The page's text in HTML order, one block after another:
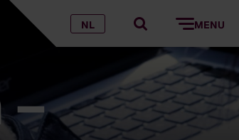
NL MENU
–